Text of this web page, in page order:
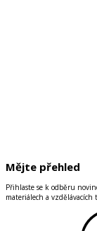
Mějte přehled
Přihlaste se k odběru
materiálech a vzdělávacích